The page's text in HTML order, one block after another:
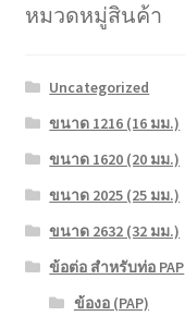
หมวดหมู่สินค้า
Uncategorized
ขนาด 1216 (16 มม.)
ขนาด 1620 (20 มม.)
ขนาด 2025 (25 มม.)
ขนาด 2632 (32 มม.)
ข้อต่อ สำหรับท่อ PAP
ข้องอ (PAP)